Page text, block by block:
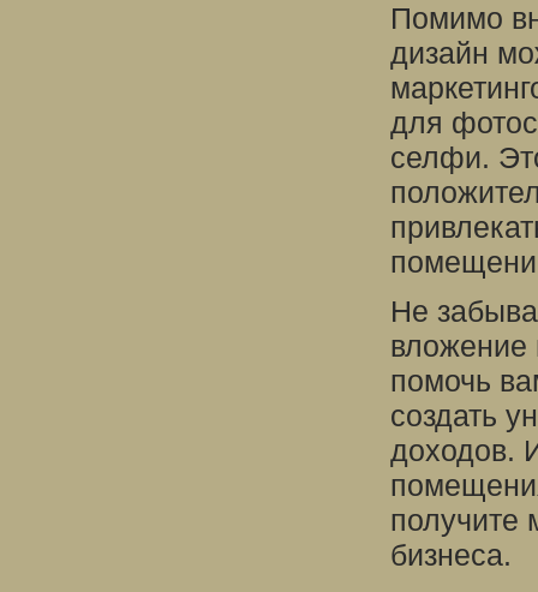
Помимо
дизайн
для
селфи.
Не
вложение
помочь
создать
доходов.
получите
бизнеса.